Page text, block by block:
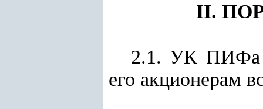
II.
2.1. УК ПИФа
его акционерам